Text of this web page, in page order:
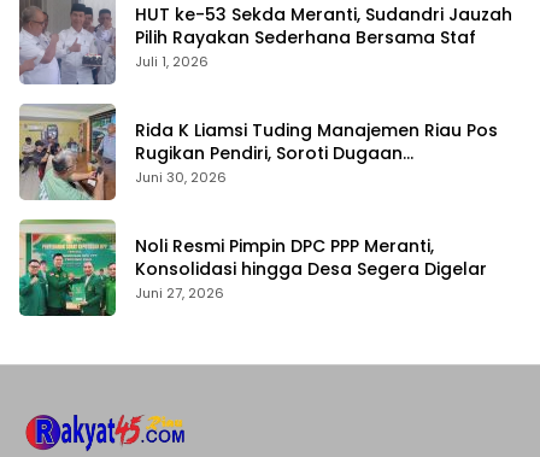
HUT ke-53 Sekda Meranti, Sudandri Jauzah
Pilih Rayakan Sederhana Bersama Staf
Juli 1, 2026
Rida K Liamsi Tuding Manajemen Riau Pos
Rugikan Pendiri, Soroti Dugaan
Pengambilalihan Aset
Juni 30, 2026
Noli Resmi Pimpin DPC PPP Meranti,
Konsolidasi hingga Desa Segera Digelar
Juni 27, 2026